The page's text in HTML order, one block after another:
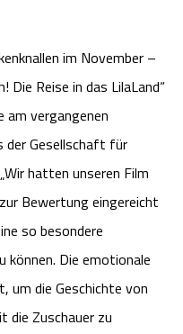
Golf
Heide
Berge
Lüneburg
Celle
Celle
Celle
im November –
Die Reise in das LilaLand“
am vergangenen
der Gesellschaft für
hatten unseren Film
Bewertung eingereicht
so besondere
können. Die emotionale
um die Geschichte von
die Zuschauer zu